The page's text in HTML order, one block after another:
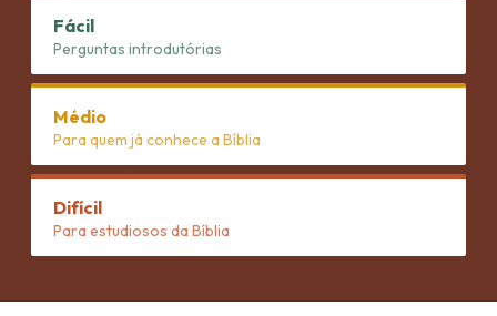
Fácil
Perguntas introdutórias
Médio
Para quem já conhece a Bíblia
Difícil
Para estudiosos da Bíblia